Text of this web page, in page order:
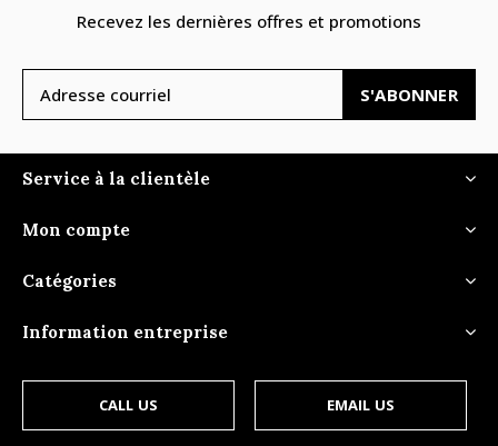
Recevez les dernières offres et promotions
S'ABONNER
Service à la clientèle
Mon compte
Catégories
Information entreprise
CALL US EMAIL US